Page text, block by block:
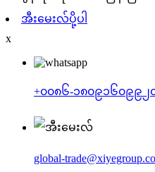
အီးမေးလ်ပို့ပါ
x
+၀၀၈၆-၁၈၀၉၁၆၀၉၉၂
global-